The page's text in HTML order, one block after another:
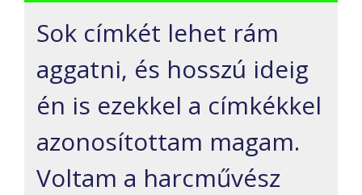
Sok címkét lehet rám
aggatni, és hosszú ideig
én is ezekkel a címkékkel
azonosítottam magam.
Voltam a harcművész